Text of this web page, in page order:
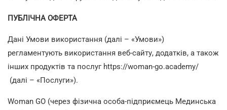
ПУБЛІЧНА ОФЕРТА
Дані Умови використання (далі – «Умови»)
регламентують використання веб-сайту, додатків, а також
інших продуктів та послуг https://woman-go.academy/
(далі – «Послуги»).
Woman GO (через фізична особа-підприємець Мединська